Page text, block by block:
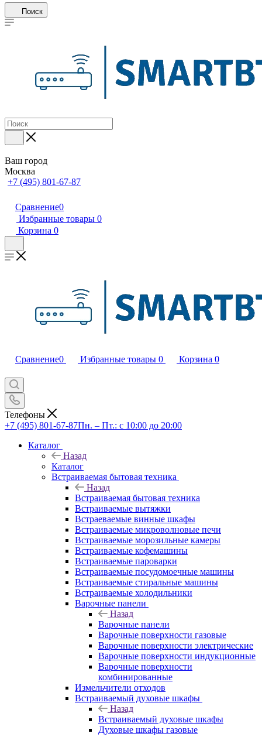
Поиск
Ваш город
Москва
+7 (495) 801-67-87
Сравнение0
Избранные товары 0
Корзина 0
Сравнение0 Избранные товары 0 Корзина 0
Телефоны
+7 (495) 801-67-87Пн. – Пт.: с 10:00 до 20:00
Каталог
Назад
Каталог
Встраиваемая бытовая техника
Назад
Встраиваемая бытовая техника
Встраиваемые вытяжки
Встраеваемые винные шкафы
Встраиваемые микроволновые печи
Встраиваемые морозильные камеры
Встраиваемые кофемашины
Встраиваемые пароварки
Встраиваемые посудомоечные машины
Встраиваемые стиральные машины
Встраиваемые холодильники
Варочные панели
Назад
Варочные панели
Варочные поверхности газовые
Варочные поверхности электрические
Варочные поверхности индукционные
Варочные поверхности
комбинированные
Измельчители отходов
Встраиваемый духовые шкафы
Назад
Встраиваемый духовые шкафы
Духовые шкафы газовые